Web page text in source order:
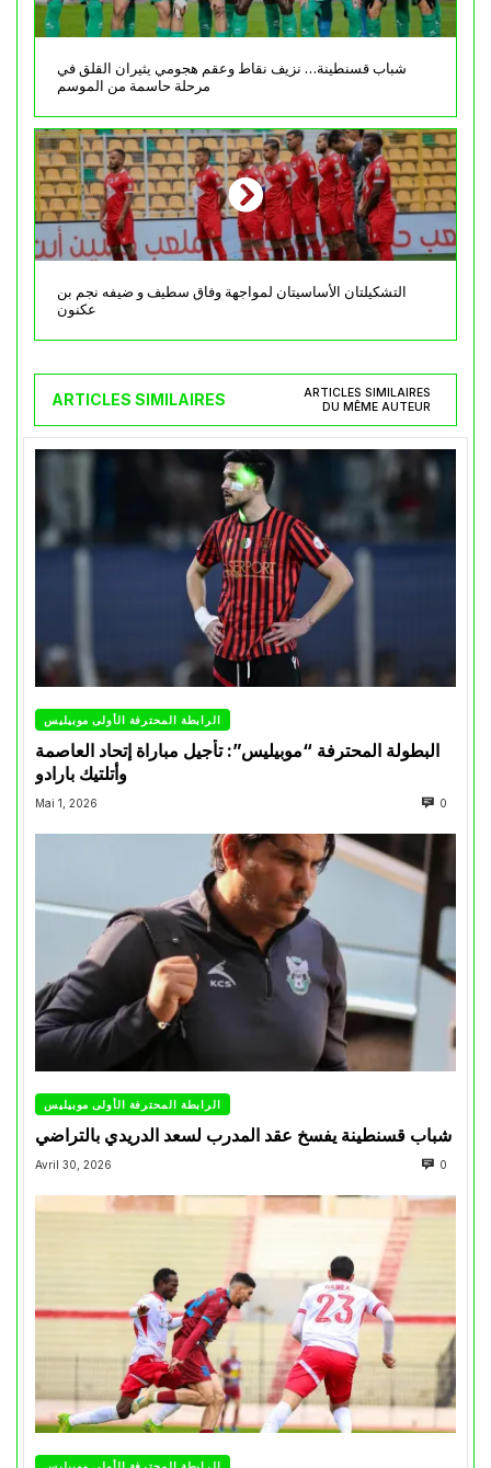
شباب قسنطينة… نزيف نقاط وعقم هجومي يثيران القلق في
مرحلة حاسمة من الموسم
التشكيلتان الأساسيتان لمواجهة وفاق سطيف و ضيفه نجم بن
عكنون
ARTICLES SIMILAIRES
ARTICLES SIMILAIRES
DU MÊME AUTEUR
الرابطة المحترفة الأولى موبيليس
البطولة المحترفة “موبيليس”: تأجيل مباراة إتحاد العاصمة
وأتلتيك بارادو
Mai 1, 2026 0
الرابطة المحترفة الأولى موبيليس
شباب قسنطينة يفسخ عقد المدرب لسعد الدريدي بالتراضي
Avril 30, 2026 0